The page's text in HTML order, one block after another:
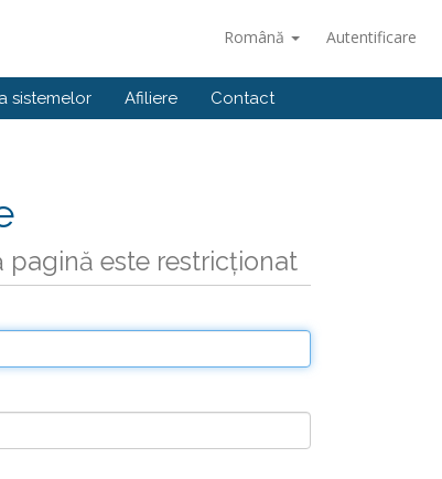
Română Autentificare
sistemelor Afiliere Contact
pagină este restricționat